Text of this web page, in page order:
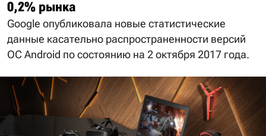
0,2% рынка
Google опубликовала новые статистические
данные касательно распространенности версий
ОС Android по состоянию на 2 октября 2017 года.